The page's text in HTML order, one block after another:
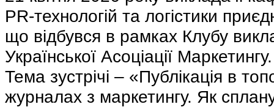
PR-технологій та логістики
що відбувся в рамках Клубу
Української Асоціації Маркетингу.
Тема зустрічі – «Публікація в
журналах з маркетингу. Як